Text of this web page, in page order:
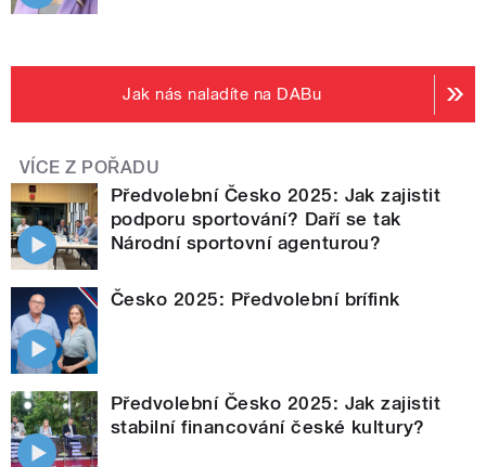
Jak nás naladíte na DABu
VÍCE Z POŘADU
Předvolební Česko 2025: Jak zajistit
podporu sportování? Daří se tak
Národní sportovní agenturou?
Česko 2025: Předvolební brífink
Předvolební Česko 2025: Jak zajistit
stabilní financování české kultury?